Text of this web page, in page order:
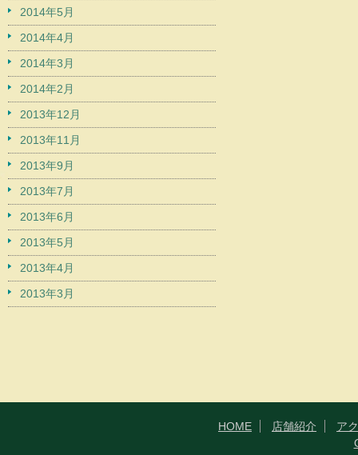
2014年5月
2014年4月
2014年3月
2014年2月
2013年12月
2013年11月
2013年9月
2013年7月
2013年6月
2013年5月
2013年4月
2013年3月
HOME 店舗紹介
ア